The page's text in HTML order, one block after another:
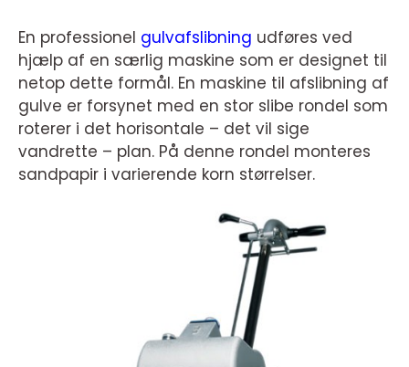
En professionel gulvafslibning udføres ved
hjælp af en særlig maskine som er designet til
netop dette formål. En maskine til afslibning af
gulve er forsynet med en stor slibe rondel som
roterer i det horisontale – det vil sige
vandrette – plan. På denne rondel monteres
sandpapir i varierende korn størrelser.